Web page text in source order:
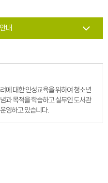
내
에 대한 인성교육을 위하여 청소년
과 목적을 학습하고 실무인 도서관
영하고 있습니다.